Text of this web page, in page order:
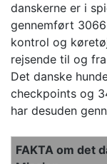
danskerne er i
gennemført
kontrol og
rejsende til og
Det danske
checkpoints og
har desuden
FAKTA om det